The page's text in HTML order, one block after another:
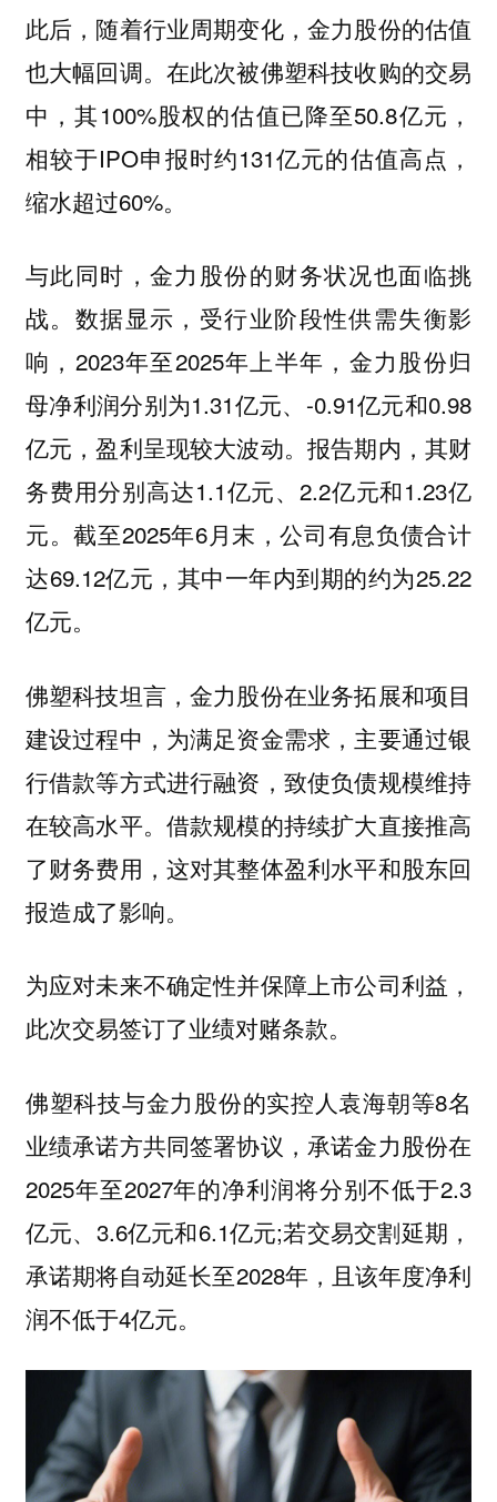
此后，随着行业周期变化，金力股份的估值
也大幅回调。在此次被佛塑科技收购的交易
中，其100%股权的估值已降至50.8亿元，
相较于IPO申报时约131亿元的估值高点，
缩水超过60%。
与此同时，金力股份的财务状况也面临挑
战。数据显示，受行业阶段性供需失衡影
响，2023年至2025年上半年，金力股份归
母净利润分别为1.31亿元、-0.91亿元和0.98
亿元，盈利呈现较大波动。报告期内，其财
务费用分别高达1.1亿元、2.2亿元和1.23亿
元。截至2025年6月末，公司有息负债合计
达69.12亿元，其中一年内到期的约为25.22
亿元。
佛塑科技坦言，金力股份在业务拓展和项目
建设过程中，为满足资金需求，主要通过银
行借款等方式进行融资，致使负债规模维持
在较高水平。借款规模的持续扩大直接推高
了财务费用，这对其整体盈利水平和股东回
报造成了影响。
为应对未来不确定性并保障上市公司利益，
此次交易签订了业绩对赌条款。
佛塑科技与金力股份的实控人袁海朝等8名
业绩承诺方共同签署协议，承诺金力股份在
2025年至2027年的净利润将分别不低于2.3
亿元、3.6亿元和6.1亿元;若交易交割延期，
承诺期将自动延长至2028年，且该年度净利
润不低于4亿元。